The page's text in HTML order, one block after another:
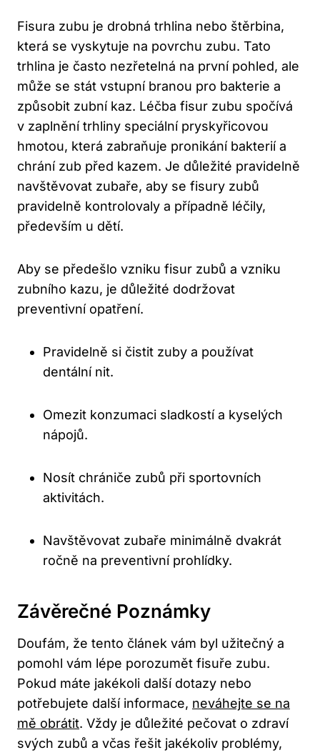
Fisura zubu je drobná trhlina nebo štěrbina,
která se vyskytuje na povrchu zubu. Tato
trhlina je často nezřetelná na první pohled, ale
může se stát vstupní branou pro bakterie a
způsobit zubní kaz. Léčba fisur zubu spočívá
v zaplnění trhliny speciální pryskyřicovou
hmotou, která zabraňuje pronikání bakterií a
chrání zub před kazem. Je důležité pravidelně
navštěvovat zubaře, aby se fisury zubů
pravidelně kontrolovaly a případně léčily,
především u dětí.
Aby se předešlo vzniku fisur zubů a vzniku
zubního kazu, je důležité dodržovat
preventivní opatření.
Pravidelně si čistit zuby a používat
dentální nit.
Omezit konzumaci sladkostí a kyselých
nápojů.
Nosít chrániče zubů při sportovních
aktivitách.
Navštěvovat zubaře minimálně dvakrát
ročně na preventivní prohlídky.
Závěrečné Poznámky
Doufám, že tento článek vám byl užitečný a
pomohl vám lépe porozumět fisuře zubu.
Pokud máte jakékoli další dotazy nebo
potřebujete další informace, neváhejte se na
mě obrátit. Vždy je důležité pečovat o zdraví
svých zubů a včas řešit jakékoliv problémy,